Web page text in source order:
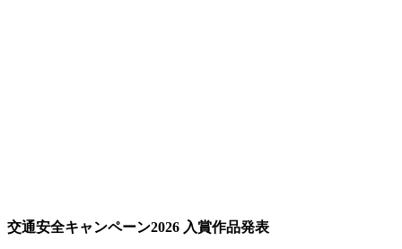
交通安全キャンペーン2026 入賞作品発表